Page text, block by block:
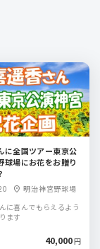
に全国ツアー東京公
球場にお花をお贈り
location_on 明治神宮野球場
に喜んでもらえるよう
ます
40,000円